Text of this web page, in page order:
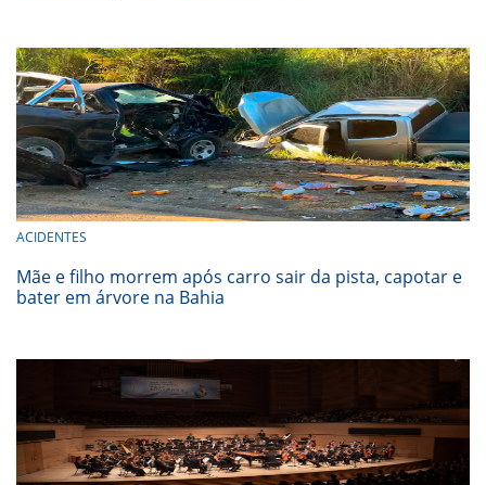
ACIDENTES
Mãe e filho morrem após carro sair da pista, capotar e
bater em árvore na Bahia